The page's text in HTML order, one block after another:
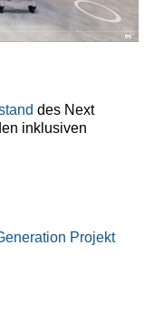
des Next
inklusiven
Projekt